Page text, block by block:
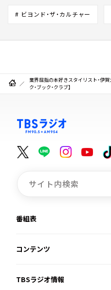
# ビヨンド・ザ・カルチャー
業界屈指の本好きスタイリスト・伊
ク・ブック・クラブ】
番組表
コンテンツ
TBSラジオ情報